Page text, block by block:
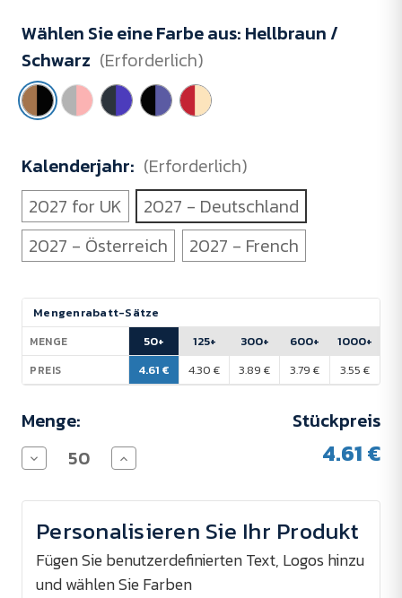
Wählen Sie eine Farbe aus: Hellbraun /
Schwarz (Erforderlich)
Kalenderjahr: (Erforderlich)
2027 for UK
2027 - Deutschland
2027 - Österreich
2027 - French
Aktueller
Lagerbestand:
Mengenrabatt-Sätze
MENGE
PREIS
50+
4.61 €
125+
4.30 €
300+
3.89 €
600+
3.79 €
1000+
3.55 €
Menge:
Menge
von
Regatta
verringern
Menge
von
Regatta
erhöhen
Stückpreis
4.61 €
Personalisieren Sie Ihr Produkt
Fügen Sie benutzerdefinierten Text, Logos hinzu
und wählen Sie Farben